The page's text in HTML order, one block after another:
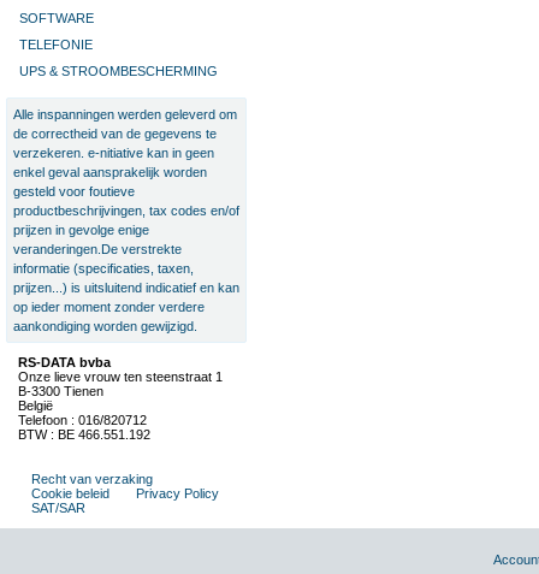
SOFTWARE
TELEFONIE
UPS & STROOMBESCHERMING
Alle inspanningen werden geleverd om
de correctheid van de gegevens te
verzekeren. e-nitiative kan in geen
enkel geval aansprakelijk worden
gesteld voor foutieve
productbeschrijvingen, tax codes en/of
prijzen in gevolge enige
veranderingen.De verstrekte
informatie (specificaties, taxen,
prijzen...) is uitsluitend indicatief en kan
op ieder moment zonder verdere
aankondiging worden gewijzigd.
RS-DATA bvba
Onze lieve vrouw ten steenstraat 1
B-3300 Tienen
België
Telefoon : 016/820712
BTW : BE 466.551.192
Recht van verzaking
Cookie beleid
Privacy Policy
SAT/SAR